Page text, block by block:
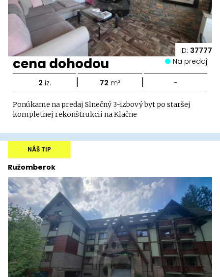
ID: 37777
cena dohodou Na predaj
2 iz. | 72 m² | -
Ponúkame na predaj Slnečný 3-izbový byt po staršej
kompletnej rekonštrukcii na Klačne
Ružomberok
NÁŠ TIP